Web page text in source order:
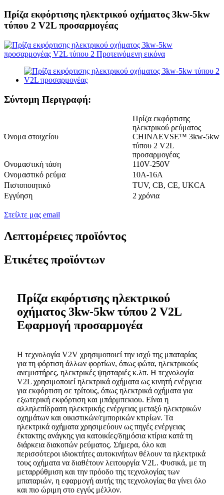
Πρίζα εκφόρτισης ηλεκτρικού οχήματος 3kw-5kw
τύπου 2 V2L προσαρμογέας
Σύντομη Περιγραφή:
Όνομα στοιχείου
Πρίζα εκφόρτισης
ηλεκτρικού ρεύματος
CHINAEVSE™️ 3kw-5kw
τύπου 2 V2L
προσαρμογέας
Ονομαστική τάση
110V-250V
Ονομαστικό ρεύμα
10Α-16Α
Πιστοποιητικό
TUV, CB, CE, UKCA
Εγγύηση
2 χρόνια
Στείλτε μας email
Λεπτομέρειες προϊόντος
Ετικέτες προϊόντων
Πρίζα εκφόρτισης ηλεκτρικού
οχήματος 3kw-5kw τύπου 2 V2L
Εφαρμογή προσαρμογέα
Η τεχνολογία V2V χρησιμοποιεί την ισχύ της μπαταρίας
για τη φόρτιση άλλων φορτίων, όπως φώτα, ηλεκτρικούς
ανεμιστήρες, ηλεκτρικές ψησταριές κ.λπ. Η τεχνολογία
V2L χρησιμοποιεί ηλεκτρικά οχήματα ως κινητή ενέργεια
για εκφόρτιση σε τρίτους, όπως ηλεκτρικά οχήματα για
εξωτερική εκφόρτιση και μπάρμπεκιου. Είναι η
αλληλεπίδραση ηλεκτρικής ενέργειας μεταξύ ηλεκτρικών
οχημάτων και οικιστικών/εμπορικών κτιρίων. Τα
ηλεκτρικά οχήματα χρησιμεύουν ως πηγές ενέργειας
έκτακτης ανάγκης για κατοικίες/δημόσια κτίρια κατά τη
διάρκεια διακοπών ρεύματος. Σήμερα, όλο και
περισσότεροι ιδιοκτήτες αυτοκινήτων θέλουν τα ηλεκτρικά
τους οχήματα να διαθέτουν λειτουργία V2L. Φυσικά, με τη
μεταρρύθμιση και την πρόοδο της τεχνολογίας των
μπαταριών, η εφαρμογή αυτής της τεχνολογίας θα γίνει όλο
και πιο ώριμη στο εγγύς μέλλον.